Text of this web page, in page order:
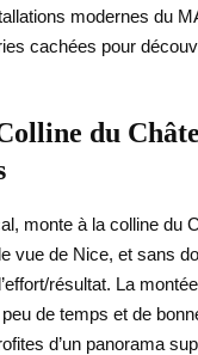
modernes du
cachées pour
du
monte à la colline du
vue de Nice, et sans
résultat. La
de temps et de
d’un panorama